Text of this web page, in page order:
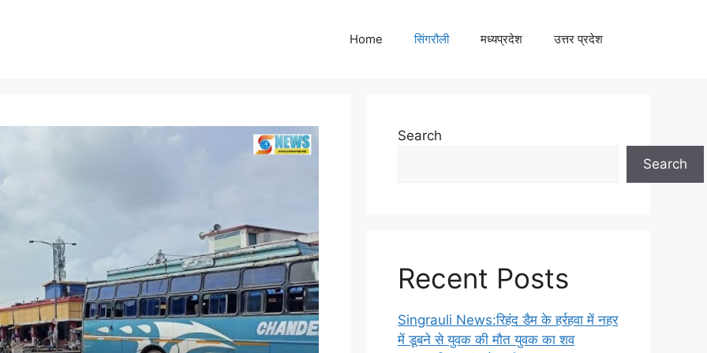
Home सिंगरौली मध्यप्रदेश उत्तर प्रदेश
Search
Search
Recent Posts
Singrauli News:रिहंद डैम के हर्रहवा में नहर
में डूबने से युवक की मौत युवक का शव